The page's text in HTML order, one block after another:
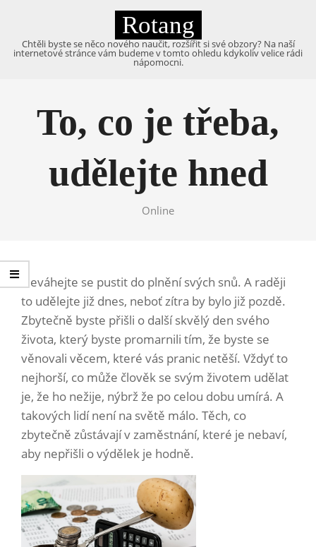
content
Rotang
Chtěli byste se něco nového naučit, rozšířit si své obzory? Na naší
internetové stránce vám budeme v tomto ohledu kdykoliv velice rádi
nápomocni.
To, co je třeba,
udělejte hned
Online
Neváhejte se pustit do plnění svých snů. A raději
to udělejte již dnes, neboť zítra by bylo již pozdě.
Zbytečně byste přišli o další skvělý den svého
života, který byste promarnili tím, že byste se
věnovali věcem, které vás pranic netěší. Vždyť to
nejhorší, co může člověk se svým životem udělat
je, že ho nežije, nýbrž že po celou dobu umírá. A
takových lidí není na světě málo. Těch, co
zbytečně zůstávají v zaměstnání, které je nebaví,
aby nepřišli o výdělek je hodně.